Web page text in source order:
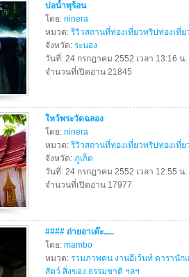
บ่อน้ำพุร้อน
โดย: ninera
หมวด:รีวิวสถานที่ท่องเที่ยวทริปท่องเที่ย
จังหวัด: ระนอง
วันที่: 24 กรกฎาคม 2552 เวลา 13:16 น.
จำนวนที่เปิดอ่าน 21845
ใหว้พระวัดฉลอง
โดย: ninera
หมวด:รีวิวสถานที่ท่องเที่ยวทริปท่องเที่ย
จังหวัด: ภูเก็ต
วันที่: 24 กรกฎาคม 2552 เวลา 12:55 น.
จำนวนที่เปิดอ่าน 17977
#### ถ่ายอาเด๊ะ.....
โดย: mambo
หมวด: รวมภาพคน งานอีเว้นท์ ดารานัก
สัตว์ สิ่งของ ธรรมชาติ ฯลฯ